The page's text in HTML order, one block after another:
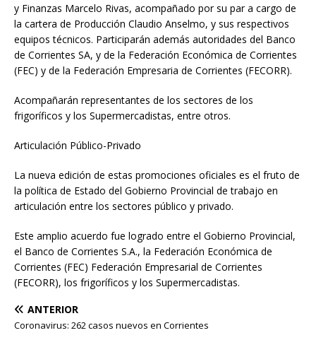
y Finanzas Marcelo Rivas, acompañado por su par a cargo de
la cartera de Producción Claudio Anselmo, y sus respectivos
equipos técnicos. Participarán además autoridades del Banco
de Corrientes SA, y de la Federación Económica de Corrientes
(FEC) y de la Federación Empresaria de Corrientes (FECORR).
Acompañarán representantes de los sectores de los
frigoríficos y los Supermercadistas, entre otros.
Articulación Público-Privado
La nueva edición de estas promociones oficiales es el fruto de
la política de Estado del Gobierno Provincial de trabajo en
articulación entre los sectores público y privado.
Este amplio acuerdo fue logrado entre el Gobierno Provincial,
el Banco de Corrientes S.A., la Federación Económica de
Corrientes (FEC) Federación Empresarial de Corrientes
(FECORR), los frigoríficos y los Supermercadistas.
ANTERIOR
Coronavirus: 262 casos nuevos en Corrientes